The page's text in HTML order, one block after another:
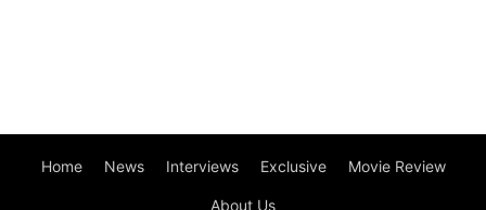
Home News Interviews Exclusive Movie Review
About Us